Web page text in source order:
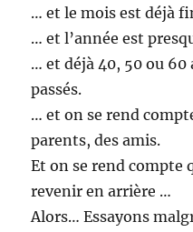
… et le mois est déjà
… et l’année est
… et déjà 40, 50 ou 60
passés.
… et on se rend
parents, des amis.
Et on se rend compte
revenir en arrière …
Alors… Essayons